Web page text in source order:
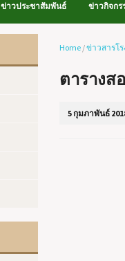
ข่าวประชาสัมพันธ์ ข่าวกิจกร
Home /ข่าวสารโร
ตารางส
5 กุมภาพันธ์